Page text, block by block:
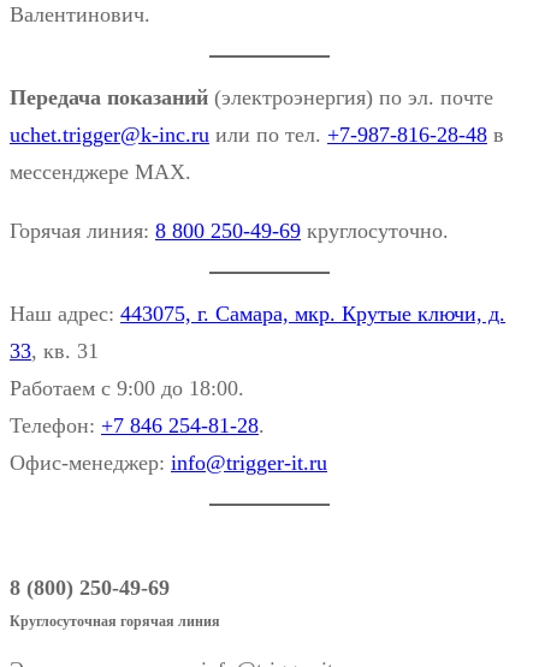
Валентинович.
Передача показаний (электроэнергия) по эл. почте
uchet.trigger@k-inc.ru или по тел. +7-987-816-28-48 в
мессенджере MAX.
Горячая линия: 8 800 250-49-69 круглосуточно.
Наш адрес: 443075, г. Самара, мкр. Крутые ключи, д.
33, кв. 31
Работаем с 9:00 до 18:00.
Телефон: +7 846 254-81-28.
Офис-менеджер: info@trigger-it.ru
8 (800) 250-49-69
Круглосуточная горячая линия